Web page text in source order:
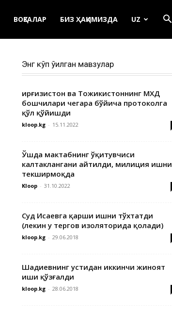
ВОҚЕАЛАР БИЗ ҲАҚИМИЗДА UZ
Энг кўп ўқилган мавзулар
Қирғизистон ва Тожикистоннинг МХДҚ
бошчилари чегара бўйича протоколга
қўл қўйишди
kloop.kg - 15.11.2022
Ўшда мактабнинг ўқитувчиси
калтаклангани айтилди, милиция ишни
текширмоқда
Kloop - 31.10.2022
Суд Исаевга қарши ишни тўхтатди
(лекин у тергов изоляторида қолади)
kloop.kg - 29.06.2018
Шадиевнинг устидан иккинчи жиноят
иши қўзғалди
kloop.kg - 28.06.2018